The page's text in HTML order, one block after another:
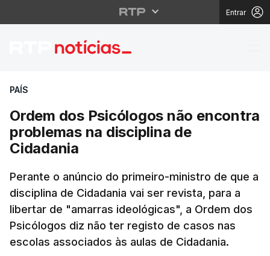
Entrar
Ordem dos
PAÍS
Ordem dos Psicólogos não encontra
problemas na disciplina de
Cidadania
Perante o anúncio do primeiro-ministro de que a
disciplina de Cidadania vai ser revista, para a
libertar de "amarras ideológicas", a Ordem dos
Psicólogos diz não ter registo de casos nas
escolas associados às aulas de Cidadania.